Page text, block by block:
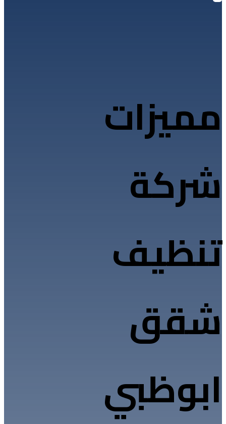
مميزات
شركة
تنظيف
شقق
ابوظبي